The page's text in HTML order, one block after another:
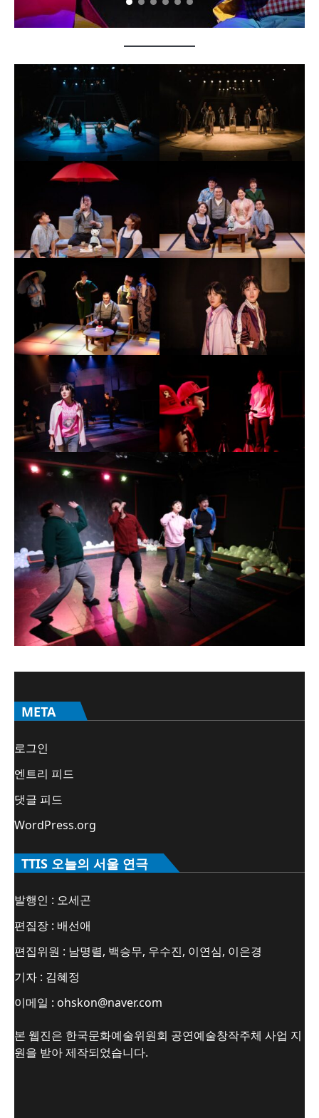
META
로그인
엔트리 피드
댓글 피드
WordPress.org
TTIS 오늘의 서울 연극
발행인 : 오세곤
편집장 : 배선애
편집위원 : 남명렬, 백승무, 우수진, 이연심, 이은경
기자 : 김혜정
이메일 : ohskon@naver.com
본 웹진은 한국문화예술위원회 공연예술창작주체 사업 지
원을 받아 제작되었습니다.